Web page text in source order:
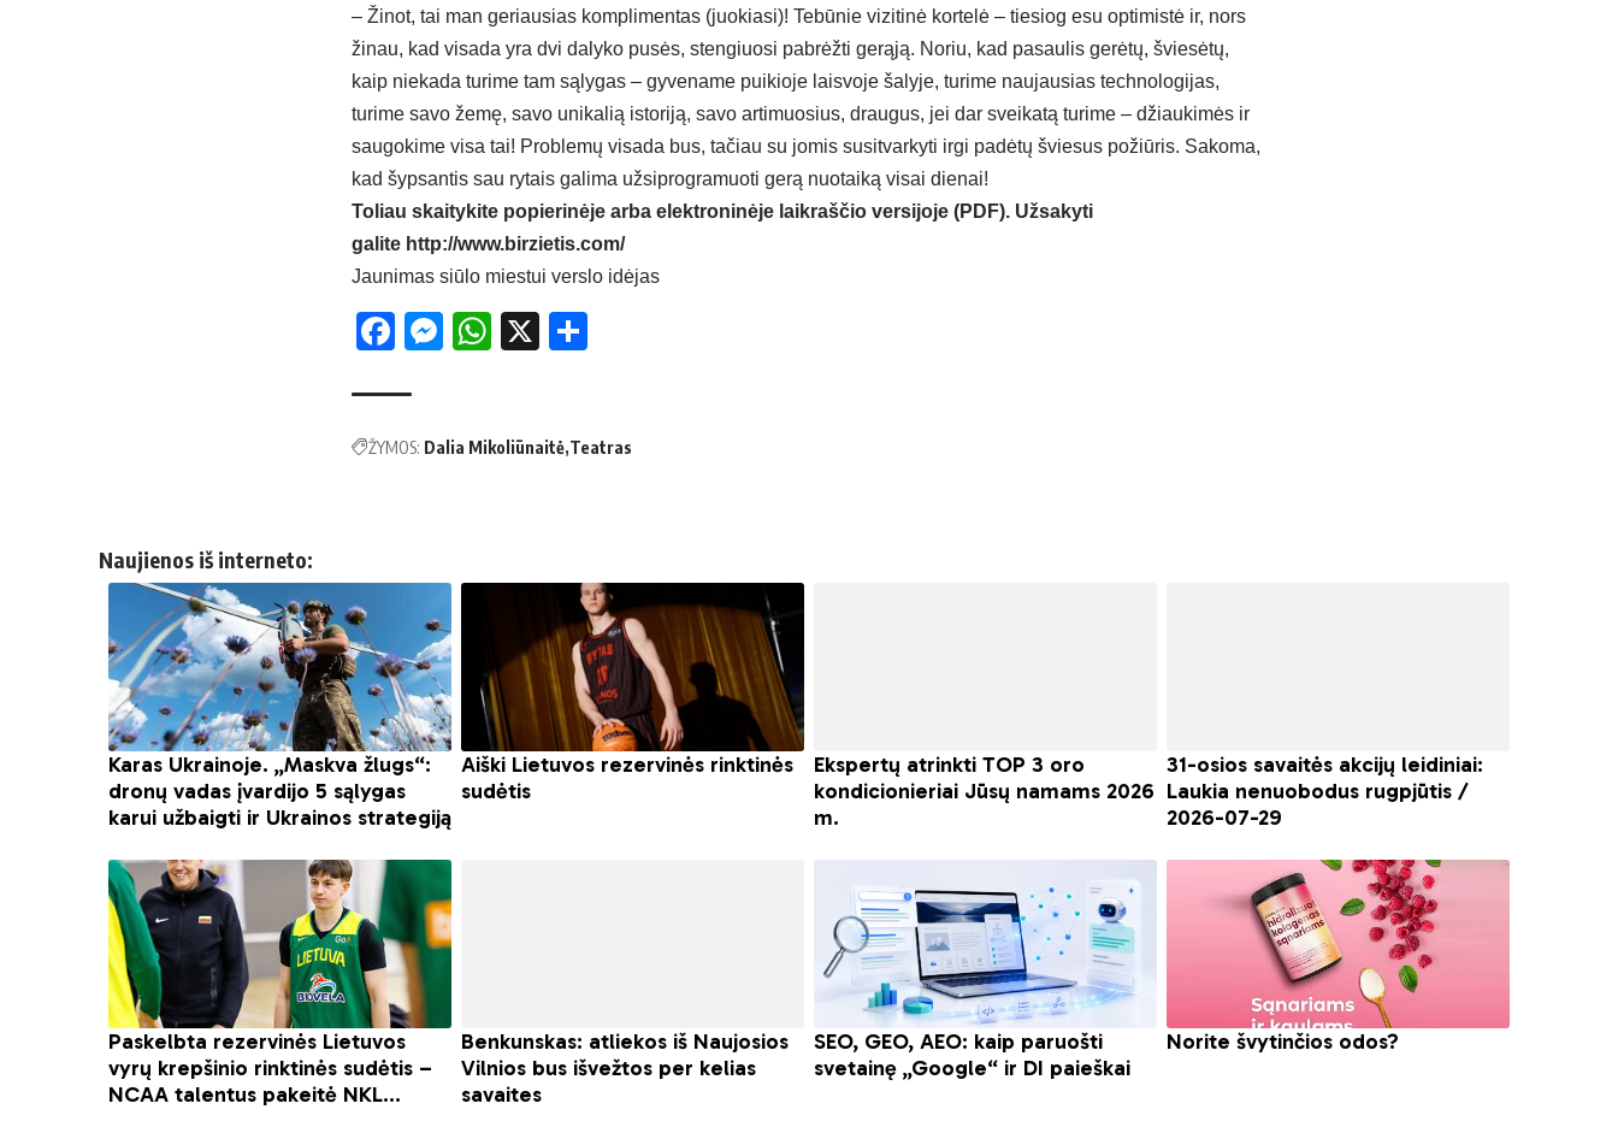
– Žinot, tai man geriausias komplimentas (juokiasi)! Tebūnie vizitinė kortelė – tiesiog esu optimistė ir, nors
žinau, kad visada yra dvi dalyko pusės, stengiuosi pabrėžti gerąją. Noriu, kad pasaulis gerėtų, šviesėtų,
kaip niekada turime tam sąlygas – gyvename puikioje laisvoje šalyje, turime naujausias technologijas,
turime savo žemę, savo unikalią istoriją, savo artimuosius, draugus, jei dar sveikatą turime – džiaukimės ir
saugokime visa tai! Problemų visada bus, tačiau su jomis susitvarkyti irgi padėtų šviesus požiūris. Sakoma,
kad šypsantis sau rytais galima užsiprogramuoti gerą nuotaiką visai dienai!
Toliau skaitykite popierinėje arba elektroninėje laikraščio versijoje (PDF). Užsakyti
galite http://www.birzietis.com/
Jaunimas siūlo miestui verslo idėjas
Facebook
Messenger
WhatsApp
X
ŽYMOS: Dalia Mikoliūnaitė Teatras
Naujienos iš interneto: